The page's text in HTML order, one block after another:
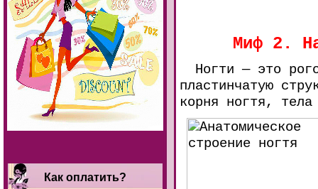
Как оплатить?
Миф 2.
Ногти — это
пластинчатую
корня ногтя,